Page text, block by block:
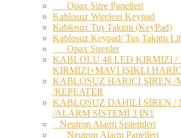
Opax Şifre Panelleri
Kablosuz Wireless Keypad
Kablosuz Tuş Takımı (KeyPad)
Kablosuz Keypad/ Tuş Takımı
Opax Sirenler
KABLOLU 48 LED KIRMIZI /
KIRMIZI+MAVİ IŞIKLI
KABLOSUZ HARİCİ SİREN /
/REPEATER
KABLOSUZ DAHILİ SİREN /
/ALARM SİSTEMİ 3 IN1
Neutron Alarm Sistemleri
Neutron Alarm Panelleri